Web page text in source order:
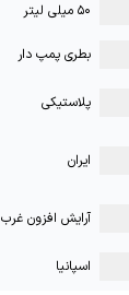
۵۰ میلی لیتر
بطری پمپ دار
پلاستیکی
ایران
آرایش افزون غرب
اسپانیا